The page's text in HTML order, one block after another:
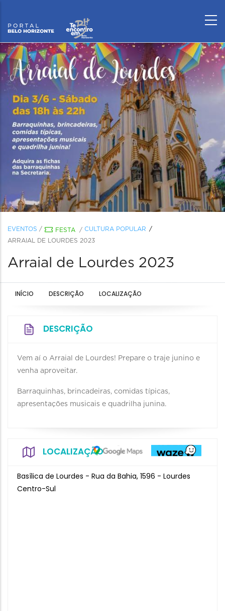
EVENTOS / FESTA / CULTURA POPULAR
ARRAIAL DE LOURDES 2023
Arraial de Lourdes 2023
INÍCIO DESCRIÇÃO LOCALIZAÇÃO
DESCRIÇÃO
Vem aí o Arraial de Lourdes! Prepare o traje junino e
venha aproveitar.
Barraquinhas, brincadeiras, comidas típicas,
apresentações musicais e quadrilha junina.
LOCALIZAÇÃO
Basílica de Lourdes - Rua da Bahia, 1596 - Lourdes
Centro-Sul